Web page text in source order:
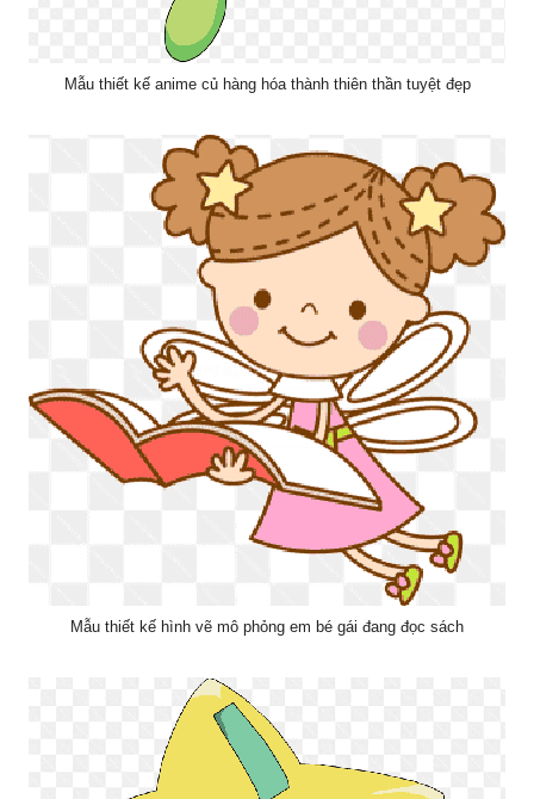
Mẫu thiết kế anime củ hàng hóa thành thiên thần tuyệt đẹp
Mẫu thiết kế hình vẽ mô phỏng em bé gái đang đọc sách